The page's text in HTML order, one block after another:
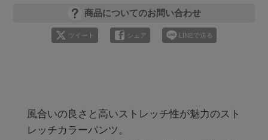
商品についてのお問い合わせ
ツイート シェア LINEで送る
風合いの良さと高いストレッチ性が魅力のスト
レッチカラーパンツ。